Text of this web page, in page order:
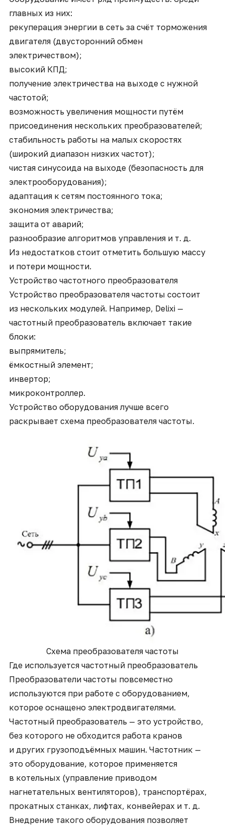
главных из них:
рекуперация энергии в сеть за счёт торможения
двигателя (двусторонний обмен
электричеством);
высокий КПД;
получение электричества на выходе с нужной
частотой;
возможность увеличения мощности путём
присоединения нескольких преобразователей;
стабильность работы на малых скоростях
(широкий диапазон низких частот);
чистая синусоида на выходе (безопасность для
электрооборудования);
адаптация к сетям постоянного тока;
экономия электричества;
защита от аварий;
разнообразие алгоритмов управления и т. д.
Из недостатков стоит отметить большую массу
и потери мощности.
Устройство частотного преобразователя
Устройство преобразователя частоты состоит
из нескольких модулей. Например, Delixi —
частотный преобразователь включает такие
блоки:
выпрямитель;
ёмкостный элемент;
инвертор;
микроконтроллер.
Устройство оборудования лучше всего
раскрывает схема преобразователя частоты.
Схема преобразователя частоты
Где используется частотный преобразователь
Преобразователи частоты повсеместно
используются при работе с оборудованием,
которое оснащено электродвигателями.
Частотный преобразователь — это устройство,
без которого не обходится работа кранов
и других грузоподъёмных машин. Частотник —
это оборудование, которое применяется
в котельных (управление приводом
нагнетательных вентиляторов), транспортёрах,
прокатных станках, лифтах, конвейерах и т. д.
Внедрение такого оборудования позволяет